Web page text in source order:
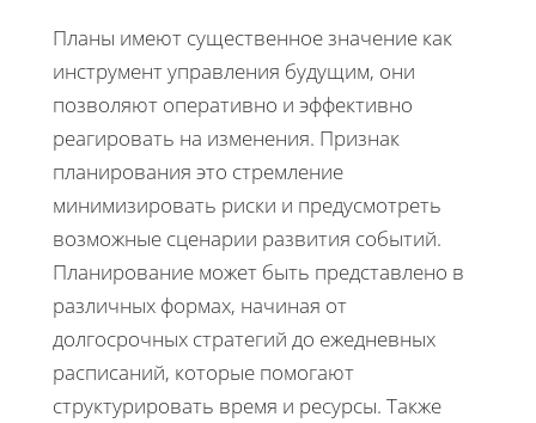
Планы имеют существенное значение как
инструмент управления будущим, они
позволяют оперативно и эффективно
реагировать на изменения. Признак
планирования это стремление
минимизировать риски и предусмотреть
возможные сценарии развития событий.
Планирование может быть представлено в
различных формах, начиная от
долгосрочных стратегий до ежедневных
расписаний, которые помогают
структурировать время и ресурсы. Также